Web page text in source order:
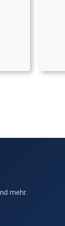
mehr.